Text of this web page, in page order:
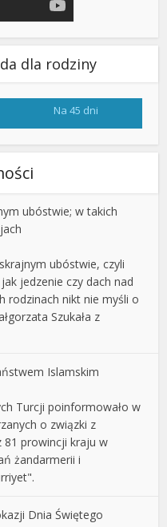
dla rodziny
Na 45 dni
ubóstwie; w takich
ubóstwie, czyli
jedzenie czy dach nad
rodzinach nikt nie myśli o
Szukała z
Islamskim
Turcji poinformowało w
o związki z
81 prowincji kraju w
żandarmerii i
Dnia Świętego